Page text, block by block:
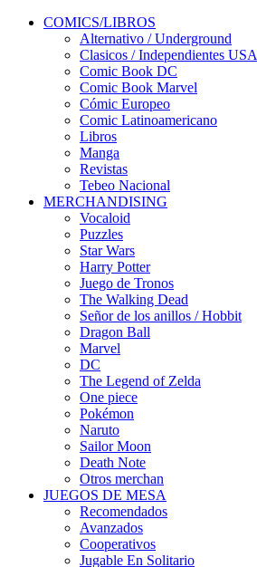
COMICS/LIBROS
Alternativo / Underground
Clasicos / Independientes USA
Comic Book DC
Comic Book Marvel
Cómic Europeo
Comic Latinoamericano
Libros
Manga
Revistas
Tebeo Nacional
MERCHANDISING
Vocaloid
Puzzles
Star Wars
Harry Potter
Juego de Tronos
The Walking Dead
Señor de los anillos / Hobbit
Dragon Ball
Marvel
DC
The Legend of Zelda
One piece
Pokémon
Naruto
Sailor Moon
Death Note
Otros merchan
JUEGOS DE MESA
Recomendados
Avanzados
Cooperativos
Jugable En Solitario